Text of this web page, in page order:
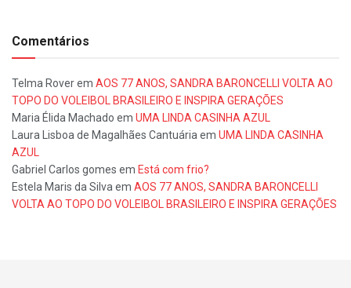
Comentários
Telma Roverem AOS 77 ANOS, SANDRA BARONCELLI VOLTA AO
TOPO DO VOLEIBOL BRASILEIRO E INSPIRA GERAÇÕES
Maria Élida Machado em UMA LINDA CASINHA AZUL
Laura Lisboa de Magalhães Cantuária em UMA LINDA CASINHA
AZUL
Gabriel Carlos gomes em Está com frio?
Estela Maris da Silva em AOS 77 ANOS, SANDRA BARONCELLI
VOLTA AO TOPO DO VOLEIBOL BRASILEIRO E INSPIRA GERAÇÕES